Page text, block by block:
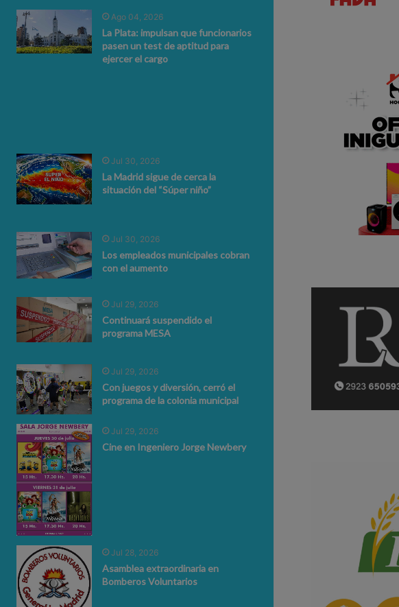
Ago 04, 2026
La Plata: impulsan que funcionarios
pasen un test de aptitud para
ejercer el cargo
Jul 30, 2026
La Madrid sigue de cerca la
situación del “Súper niño”
Jul 30, 2026
Los empleados municipales cobran
con el aumento
Jul 29, 2026
Continuará suspendido el
programa MESA
Jul 29, 2026
Con juegos y diversión, cerró el
programa de la colonia municipal
Jul 29, 2026
Cine en Ingeniero Jorge Newbery
Jul 28, 2026
Asamblea extraordinaria en
Bomberos Voluntarios